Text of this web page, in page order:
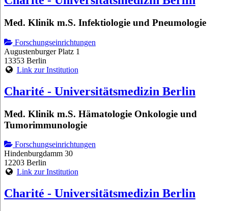
Med. Klinik m.S. Infektiologie und Pneumologie
Forschungseinrichtungen
Augustenburger Platz 1
13353 Berlin
Link zur Institution
Charité - Universitätsmedizin Berlin
Med. Klinik m.S. Hämatologie Onkologie und
Tumorimmunologie
Forschungseinrichtungen
Hindenburgdamm 30
12203 Berlin
Link zur Institution
Charité - Universitätsmedizin Berlin